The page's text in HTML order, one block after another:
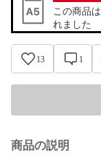
この商品は
れました
13 1
商品の説明